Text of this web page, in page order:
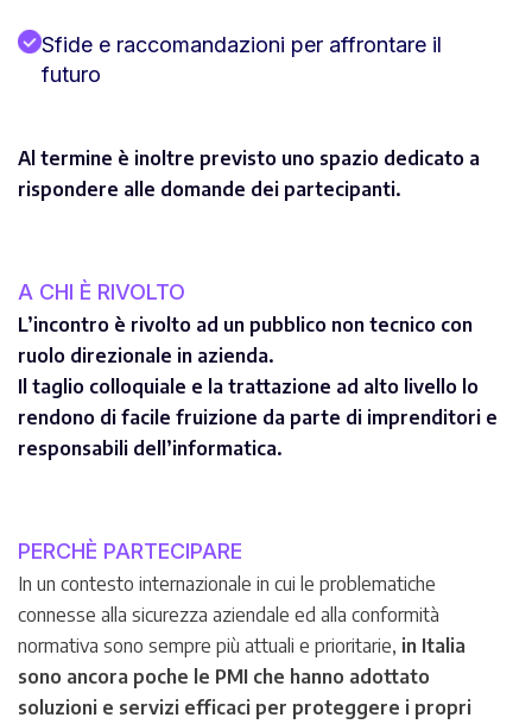
Sfide e raccomandazioni per affrontare il
futuro
Al termine è inoltre previsto uno spazio dedicato a
rispondere alle domande dei partecipanti.
A CHI È RIVOLTO
L’incontro è rivolto ad un pubblico non tecnico con
ruolo direzionale in azienda.
Il taglio colloquiale e la trattazione ad alto livello lo
rendono di facile fruizione da parte di imprenditori e
responsabili dell’informatica.
PERCHÈ PARTECIPARE
In un contesto internazionale in cui le problematiche
connesse alla sicurezza aziendale ed alla conformità
normativa sono sempre più attuali e prioritarie, in Italia
sono ancora poche le PMI che hanno adottato
soluzioni e servizi efficaci per proteggere i propri